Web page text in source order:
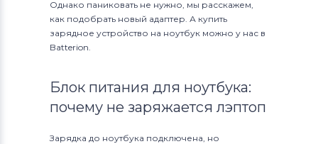
Однако паниковать не нужно, мы расскажем,
как подобрать новый адаптер. А купить
зарядное устройство на ноутбук можно у нас в
Batterion.
Блок питания для ноутбука:
почему не заряжается лэптоп
Зарядка до ноутбука подключена, но